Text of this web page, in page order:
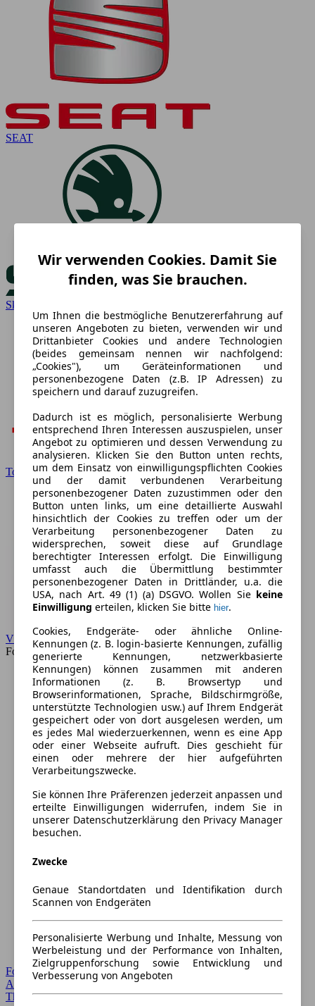
SEAT
Skoda
Toyota
VW
Forum
Forum Startseite
Alle Auto-Foren
Themen-Forum
Wir verwenden Cookies. Damit Sie
finden, was Sie brauchen.
Um Ihnen die bestmögliche Benutzererfahrung auf
unseren Angeboten zu bieten, verwenden wir und
Drittanbieter Cookies und andere Technologien
(beides gemeinsam nennen wir nachfolgend:
„Cookies"), um Geräteinformationen und
personenbezogene Daten (z.B. IP Adressen) zu
speichern und darauf zuzugreifen.
Dadurch ist es möglich, personalisierte Werbung
entsprechend Ihren Interessen auszuspielen, unser
Angebot zu optimieren und dessen Verwendung zu
analysieren. Klicken Sie den Button unten rechts,
um dem Einsatz von einwilligungspflichten Cookies
und der damit verbundenen Verarbeitung
personenbezogener Daten zuzustimmen oder den
Button unten links, um eine detaillierte Auswahl
hinsichtlich der Cookies zu treffen oder um der
Verarbeitung personenbezogener Daten zu
widersprechen, soweit diese auf Grundlage
berechtigter Interessen erfolgt. Die Einwilligung
umfasst auch die Übermittlung bestimmter
personenbezogener Daten in Drittländer, u.a. die
USA, nach Art. 49 (1) (a) DSGVO. Wollen Sie keine
Einwilligung erteilen, klicken Sie bitte hier.
Cookies, Endgeräte- oder ähnliche Online-
Kennungen (z. B. login-basierte Kennungen, zufällig
generierte Kennungen, netzwerkbasierte
Kennungen) können zusammen mit anderen
Informationen (z. B. Browsertyp und
Browserinformationen, Sprache, Bildschirmgröße,
unterstützte Technologien usw.) auf Ihrem Endgerät
gespeichert oder von dort ausgelesen werden, um
es jedes Mal wiederzuerkennen, wenn es eine App
oder einer Webseite aufruft. Dies geschieht für
einen oder mehrere der hier aufgeführten
Verarbeitungszwecke.
Sie können Ihre Präferenzen jederzeit anpassen und
erteilte Einwilligungen widerrufen, indem Sie in
unserer Datenschutzerklärung den Privacy Manager
besuchen.
Zwecke
Genaue Standortdaten und Identifikation durch
Scannen von Endgeräten
Personalisierte Werbung und Inhalte, Messung von
Werbeleistung und der Performance von Inhalten,
Zielgruppenforschung sowie Entwicklung und
Verbesserung von Angeboten